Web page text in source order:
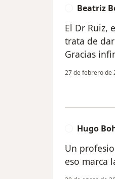
Beatriz
El Dr Ruiz,
trata de
Gracias
27 de febrero de
Hugo
Un
eso marca